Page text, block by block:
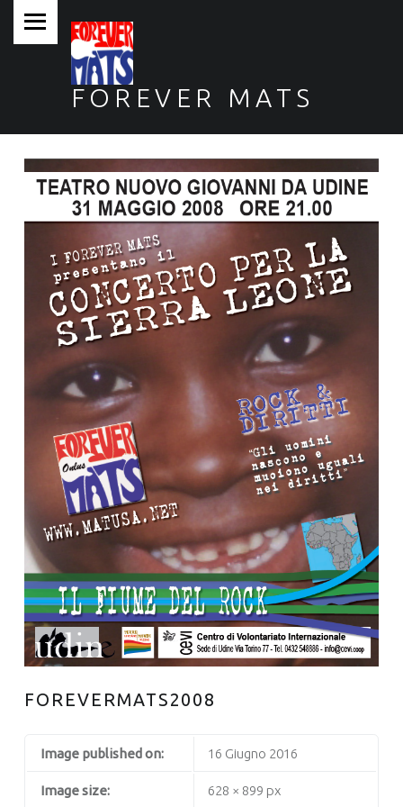
FOREVER MATS
FOREVERMATS2008
Image published on: 16 Giugno 2016
Image size: 628 × 899 px